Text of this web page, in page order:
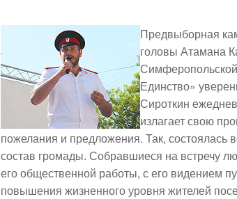
Предвыборная
головы Атамана
Единство»
Сироткин
излагает свою
пожелания и предложения. Так, состоялась
состав громады. Собравшиеся на встречу
его общественной работы, с его видением
повышения жизненного уровня жителей